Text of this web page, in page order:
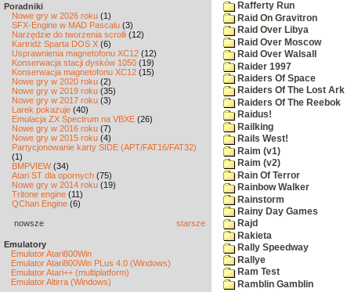
Poradniki
Nowe gry w 2026 roku (1)
SFX-Engine w MAD Pascalu (3)
Narzędzie do tworzenia scrolli (12)
Kartridż Sparta DOS X (6)
Usprawnienia magnetofonu XC12 (12)
Konserwacja stacji dysków 1050 (19)
Konserwacja magnetofonu XC12 (15)
Nowe gry w 2020 roku (2)
Nowe gry w 2019 roku (35)
Nowe gry w 2017 roku (3)
Larek pokazuje (40)
Emulacja ZX Spectrum na VBXE (26)
Nowe gry w 2016 roku (7)
Nowe gry w 2015 roku (4)
Partycjonowanie karty SIDE (APT/FAT16/FAT32)
(1)
BMPVIEW(34)
Atari ST dla opornych (75)
Nowe gry w 2014 roku (19)
Tritone engine (11)
QChan Engine (6)
nowsze starsze
Emulatory
Emulator Atari800Win
Emulator Atari800Win PLus 4.0 (Windows)
Emulator Atari++ (multiplatform)
Emulator Altirra (Windows)
Rafferty Run
Raid On Gravitron
Raid Over Libya
Raid Over Moscow
Raid Over Walsall
Raider 1997
Raiders Of Space
Raiders Of The Lost Ark
Raiders Of The Reebok
Raidus!
Railking
Rails West!
Raim (v1)
Raim (v2)
Rain Of Terror
Rainbow Walker
Rainstorm
Rainy Day Games
Rajd
Rakieta
Rally Speedway
Rallye
Ram Test
Ramblin Gamblin